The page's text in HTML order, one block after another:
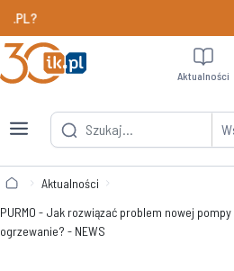
Aktualności
Aktualności
PURMO - Jak rozwiązać problem nowej
ogrzewanie? - NEWS